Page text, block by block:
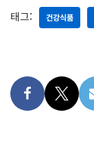
태그: 건강식품